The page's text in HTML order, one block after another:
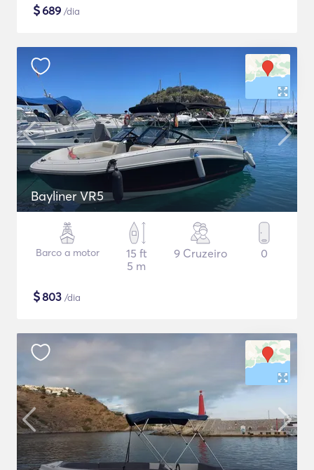
$689 /dia
Bayliner VR5
Barco a motor
15 ft
5 m
9 Cruzeiro 0
$803 /dia